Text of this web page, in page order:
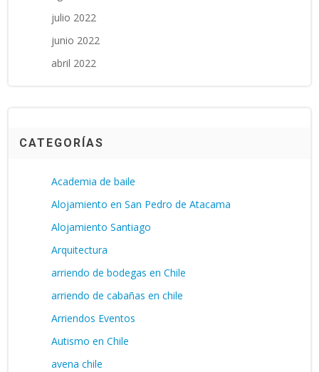
julio 2022
junio 2022
abril 2022
CATEGORÍAS
Academia de baile
Alojamiento en San Pedro de Atacama
Alojamiento Santiago
Arquitectura
arriendo de bodegas en Chile
arriendo de cabañas en chile
Arriendos Eventos
Autismo en Chile
avena chile